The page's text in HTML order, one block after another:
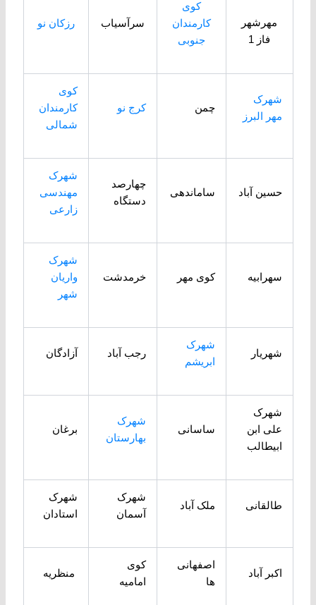
مهرشهر
فاز 1
کوی
کارمندان
جنوبی
سرآسیاب رزکان نو
شهرک
مهر البرز
چمن کرج نو
کوی
کارمندان
شمالی
حسین آباد ساماندهی
چهارصد
دستگاه
شهرک
مهندسی
زارعی
سهرابیه کوی مهر خرمدشت
شهرک
واریان
شهر
شهریار
شهرک
ابریشم
رجب آباد آزادگان
شهرک
علی ابن
ابیطالب
ساسانی
شهرک
بهارستان
برغان
طالقانی ملک آباد
شهرک
آسمان
شهرک
استادان
اکبر آباد
اصفهانی
ها
کوی
امامیه
منظریه